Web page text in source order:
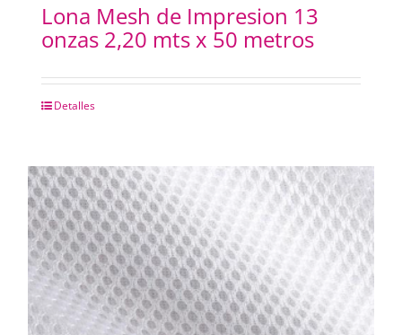
Lona Mesh de Impresion 13
onzas 2,20 mts x 50 metros
Detalles